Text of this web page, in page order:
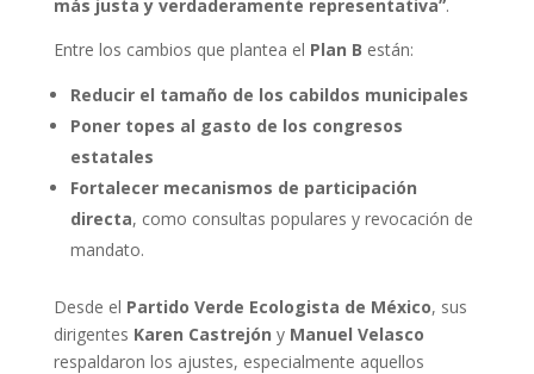
más justa y verdaderamente representativa”.
Entre los cambios que plantea el Plan B están:
Reducir el tamaño de los cabildos municipales
Poner topes al gasto de los congresos
estatales
Fortalecer mecanismos de participación
directa, como consultas populares y revocación de
mandato.
Desde el Partido Verde Ecologista de México, sus
dirigentes Karen Castrejón y Manuel Velasco
respaldaron los ajustes, especialmente aquellos